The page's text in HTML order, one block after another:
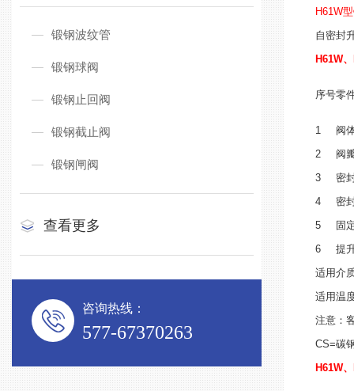
锻钢波纹管
锻钢球阀
锻钢止回阀
锻钢截止阀
锻钢闸阀
查看更多
咨询热线：
577-67370263
H61W型
自密封
H61W
序号零
1
阀
2
阀
3
密
4
密
5
固
6
提
适用介
适用温
注意：
CS=碳
H61W